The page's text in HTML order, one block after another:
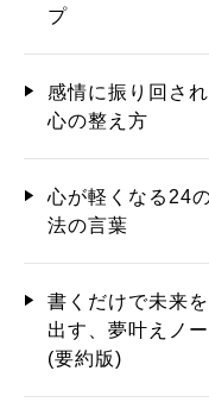
プ
感情に振り回さ
心の整え方
心が軽くなる24
法の言葉
書くだけで未来を
出す、夢叶えノー
(要約版)